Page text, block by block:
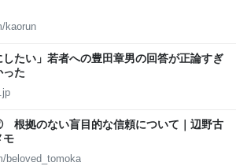
kaorun
したい」若者への豊田章男の回答が正論すぎ
った
根拠のない盲目的な信頼について｜辺野古
モ
beloved_tomoka